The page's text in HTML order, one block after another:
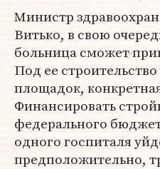
Министр
Витько, в свою
больница сможет
Под ее
площадок,
Финансировать
федерального
одного госпиталя
предположительно,